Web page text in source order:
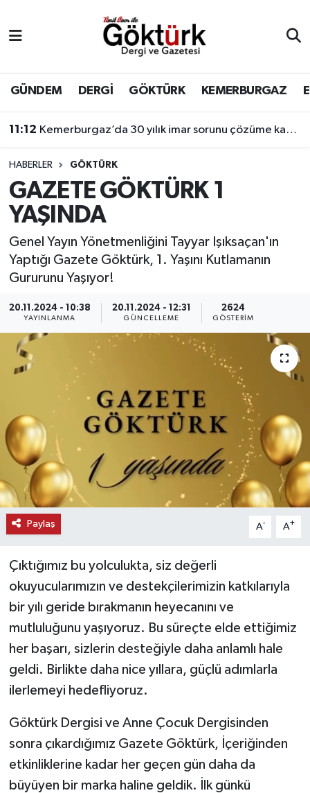
GÜNDEM DERGİ GÖKTÜRK KEMERBURGAZ
11:12 Kemerburgaz’da 30 yılık imar sorunu çözüme kavuşuyor
HABERLER GÖKTÜRK
GAZETE GÖKTÜRK 1
YAŞINDA
Genel Yayın Yönetmenliğini Tayyar Işıksaçan'ın
Yaptığı Gazete Göktürk, 1. Yaşını Kutlamanın
Gururunu Yaşıyor!
20.11.2024 - 10:38
YAYINLANMA
20.11.2024 - 12:31
GÜNCELLEME
2624
GÖSTERIM
Paylaş A- A+
Çıktığımız bu yolculukta, siz değerli
okuyucularımızın ve destekçilerimizin katkılarıyla
bir yılı geride bırakmanın heyecanını ve
mutluluğunu yaşıyoruz. Bu süreçte elde ettiğimiz
her başarı, sizlerin desteğiyle daha anlamlı hale
geldi. Birlikte daha nice yıllara, güçlü adımlarla
ilerlemeyi hedefliyoruz.
Göktürk Dergisi ve Anne Çocuk Dergisinden
sonra çıkardığımız Gazete Göktürk, İçeriğinden
etkinliklerine kadar her geçen gün daha da
büyüyen bir marka haline geldik. İlk günkü
BİLİM
DERGİ
DÜNYA
EĞİTİM
EKONOMİ
GÖKTÜRK
KEMERBURGAZ
KÜLTÜR - SANAT
ÖZEL HABER
SAĞLIK
SPOR
TİCARET
YAŞAM
Eyüpsultan Hava Durumu
Eyüpsultan Trafik Yoğunluk Haritası
Süper Lig Puan Durumu ve Fikstür
Tüm Manşetler
Son Dakika Haberleri
Haber Arşivi